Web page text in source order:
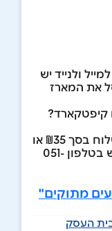
ולנייד יש
את המארז
קיפטקארד?
ניתן לבחור שיטת משלוח: דמי משלוח בסך ₪35 או
לתאם איסוף עצמי ללא עלות מראש בטלפון 051-
מתוקים"
העסק